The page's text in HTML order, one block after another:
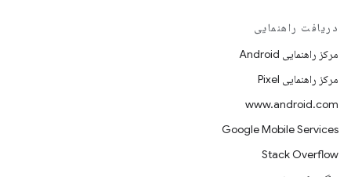
دریافت راهنمایی
مرکز راهنمایی Android
مرکز راهنمایی Pixel
www.android.com
Google Mobile Services
Stack Overflow